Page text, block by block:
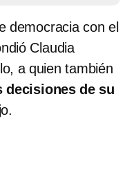
democracia con el
Claudia
a quien también
decisiones de su